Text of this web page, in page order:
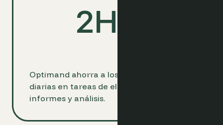
2Hrs
Optimand ahorra a los hoteleros 2 horas
diarias en tareas de elaboración de
informes y análisis.